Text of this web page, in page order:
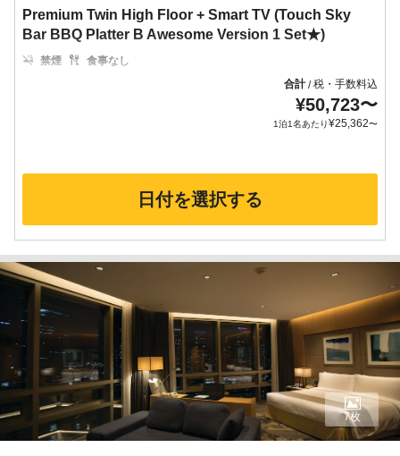
Premium Twin High Floor + Smart TV (Touch Sky
Bar BBQ Platter B Awesome Version 1 Set★)
禁煙
食事なし
合計/税・手数料込
¥50,723〜
1泊1名あたり¥25,362〜
日付を選択する
7枚